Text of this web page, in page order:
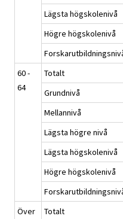
Lägsta högskolenivå
Högre högskolenivå
60 -
64
Totalt
Grundnivå
Mellannivå
Lägsta högre nivå
Lägsta högskolenivå
Högre högskolenivå
Över
Totalt